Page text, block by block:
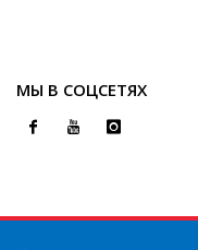
МЫ В СОЦСЕТЯХ